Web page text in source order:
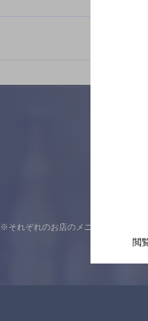
※それぞれのお店のメニューや営業時
閲